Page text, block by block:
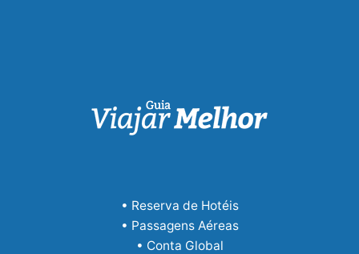
• Reserva de Hotéis
• Passagens Aéreas
• Conta Global